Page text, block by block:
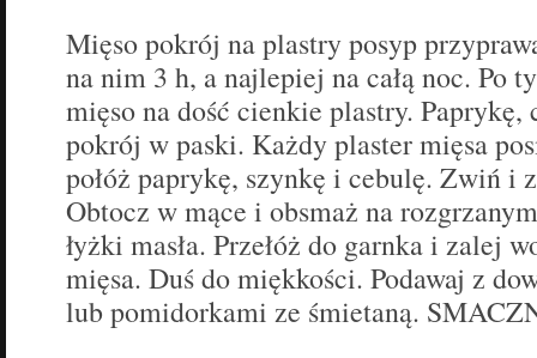
Mięso pokrój na plastry posyp
na nim 3 h, a najlepiej na całą noc. Po
mięso na dość cienkie plastry. Paprykę,
pokrój w paski. Każdy plaster mięsa
połóż paprykę, szynkę i cebulę. Zwiń i
Obtocz w mące i obsmaż na
łyżki masła. Przełóż do garnka i zalej
mięsa. Duś do miękkości. Podawaj z
lub pomidorkami ze śmietaną.